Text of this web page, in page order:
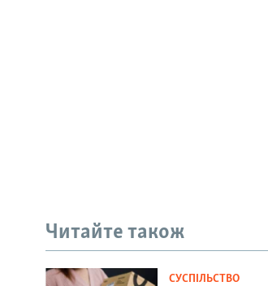
Читайте також
СУСПІЛЬСТВО